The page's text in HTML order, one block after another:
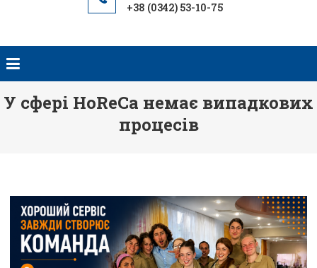
+38 (0342) 53-10-75
У сфері HoReCa немає випадкових
процесів